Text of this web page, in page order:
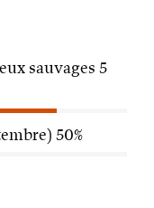
sauvages 5
50%